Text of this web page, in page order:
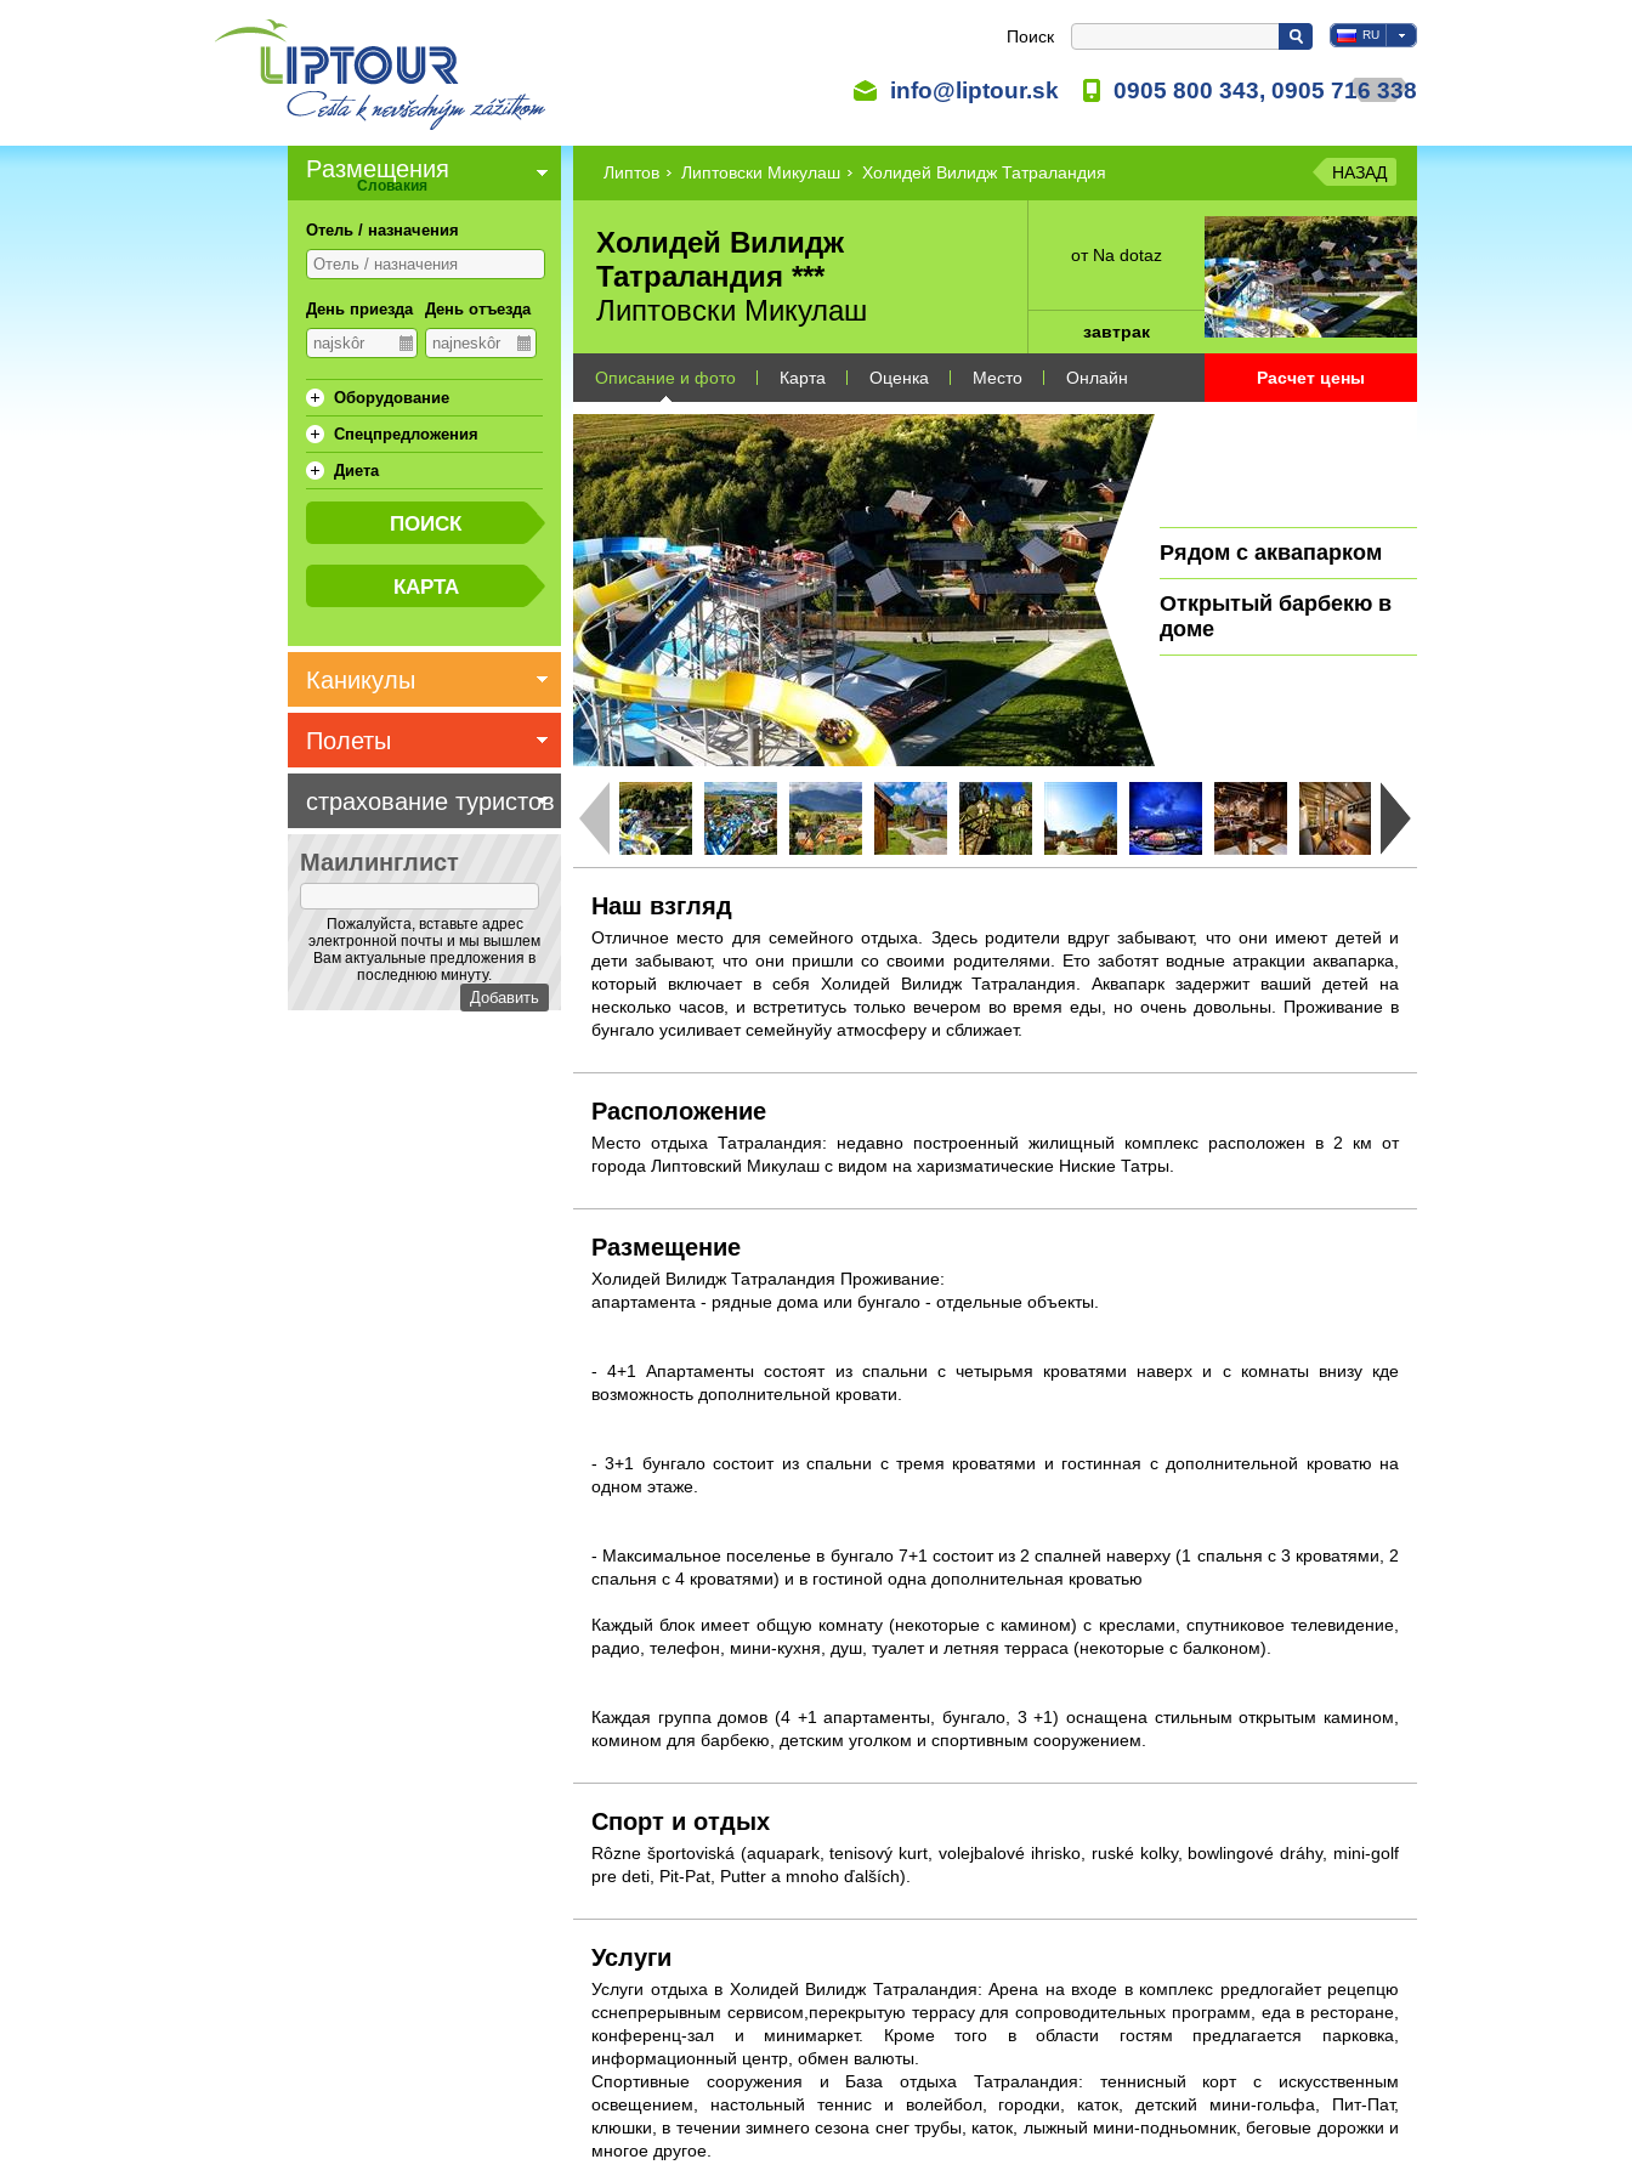
Поиск RU
info@liptour.sk 0905 800 343, 0905 716 338
Липтов Липтовски Микулаш Холидей Вилидж Татраландия НАЗАД
Холидей Вилидж
Татраландия ***
Липтовски Микулаш
от Na dotaz
завтрак
Описание и фото Карта Оценка Место Онлайн Расчет цены
Рядом с аквапарком
Открытый барбекю в
доме
Наш взгляд
Отличное место для семейного отдыха. Здесь родители вдруг забывают, что они имеют детей и
дети забывают, что они пришли со своими родителями. Ето заботят водные атракции аквапарка,
который включает в себя Холидей Вилидж Татраландия. Аквапарк задержит ваший детей на
несколько часов, и встретитусь только вечером во время еды, но очень довольны. Проживание в
бунгало усиливает семейнуйу атмосферу и сближает.
Расположение
Место отдыха Татраландия: недавно построенный жилищный комплекс расположен в 2 км от
города Липтовский Микулаш с видом на харизматические Ниские Татры.
Размещение
Холидей Вилидж Татраландия Проживание:
апартамента - рядные дома или бунгало - отдельные объекты.
- 4+1 Апартаменты состоят из спальни с четырьмя кроватями наверх и с комнаты внизу кде
возможность дополнительной кровати.
- 3+1 бунгало состоит из спальни с тремя кроватями и гостинная с дополнительной кроватю на
одном этаже.
- Максимальное поселенье в бунгало 7+1 состоит из 2 спалней наверху (1 спальня с 3 кроватями, 2
спальня с 4 кроватями) и в гостиной одна дополнительная кроватью
Каждый блок имеет общую комнату (некоторые с камином) с креслами, спутниковое телевидение,
радио, телефон, мини-кухня, душ, туалет и летняя терраса (некоторые с балконом).
Каждая группа домов (4 +1 апартаменты, бунгало, 3 +1) оснащена стильным открытым камином,
комином для барбекю, детским уголком и спортивным сооружением.
Спорт и отдых
Rôzne športoviská (aquapark, tenisový kurt, volejbalové ihrisko, ruské kolky, bowlingové dráhy, mini-golf
pre deti, Pit-Pat, Putter a mnoho ďalších).
Услуги
Услуги отдыха в Холидей Вилидж Татраландия: Арена на входе в комплекс рредлогайет рецепцю
сснепрерывным сервисом,перекрытую террасу для сопроводительных программ, еда в ресторане,
конференц-зал и минимаркет. Кроме того в области гостям предлагается парковка,
информационный центр, обмен валюты.
Спортивные сооружения и База отдыха Татраландия: теннисный корт с искусственным
освещением, настольный теннис и волейбол, городки, каток, детский мини-гольфа, Пит-Пат,
клюшки, в течении зимнего сезона снег трубы, каток, лыжный мини-подньомник, беговые дорожки и
многое другое.
Pазмещения
Словакия
Отель / назначения
День приезда День отъезда
Oборудование
Спецпредложения
Диета
Каникулы
Маилинглист
Пожалуйста, вставьте адрес
электронной почты и мы вышлем
Вам актуальные предложения в
последнюю минуту.
Полеты
страхование туристов